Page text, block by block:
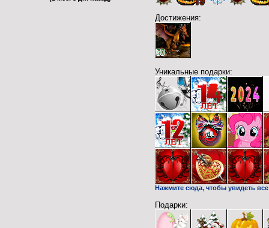
Достижения:
50
Уникальные подарки:
Нажмите сюда, чтобы увидеть
Подарки: